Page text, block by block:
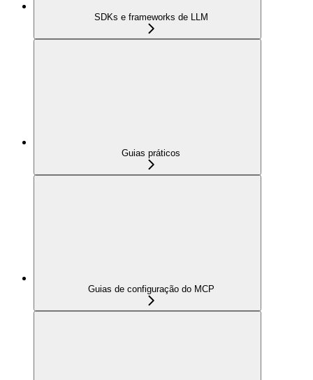
SDKs e frameworks de LLM
Guias práticos
Guias de configuração do MCP